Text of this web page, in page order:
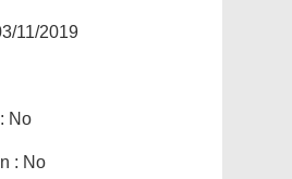
11/2019
No
: No